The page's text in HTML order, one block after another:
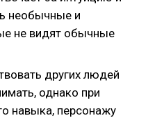
необычные и
не видят обычные
других людей
однако при
навыка, персонажу